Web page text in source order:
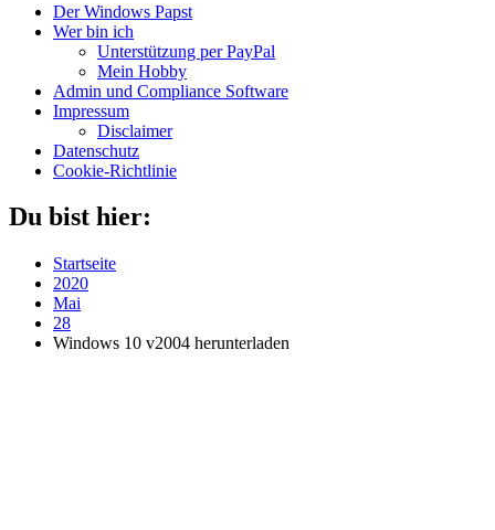
Der Windows Papst
Wer bin ich
Unterstützung per PayPal
Mein Hobby
Admin und Compliance Software
Impressum
Disclaimer
Datenschutz
Cookie-Richtlinie
Du bist hier:
Startseite
2020
Mai
28
Windows 10 v2004 herunterladen